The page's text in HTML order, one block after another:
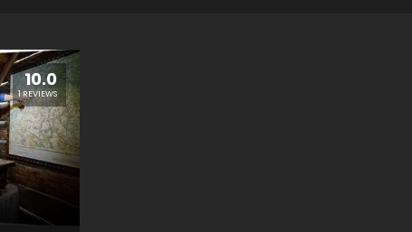
10.0
1 REVIEWS